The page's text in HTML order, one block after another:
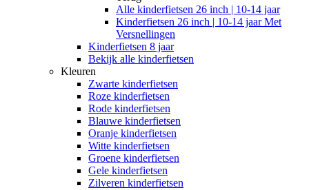
Alle kinderfietsen 26 inch | 10-14 jaar
Kinderfietsen 26 inch | 10-14 jaar Met
Versnellingen
Kinderfietsen 8 jaar
Bekijk alle kinderfietsen
Kleuren
Zwarte kinderfietsen
Roze kinderfietsen
Rode kinderfietsen
Blauwe kinderfietsen
Oranje kinderfietsen
Witte kinderfietsen
Groene kinderfietsen
Gele kinderfietsen
Zilveren kinderfietsen